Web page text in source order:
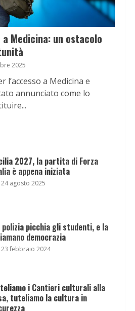
Medicina: un ostacolo
2025
l’accesso a Medicina e
annunciato come lo
2027, la partita di Forza
è appena iniziata
24 agosto 2025
polizia picchia gli studenti, e la
democrazia
23 febbraio 2024
i Cantieri culturali alla
tuteliamo la cultura in